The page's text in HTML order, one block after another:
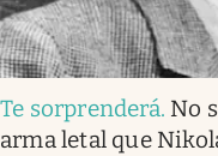
Te sorprenderá. No
arma letal que